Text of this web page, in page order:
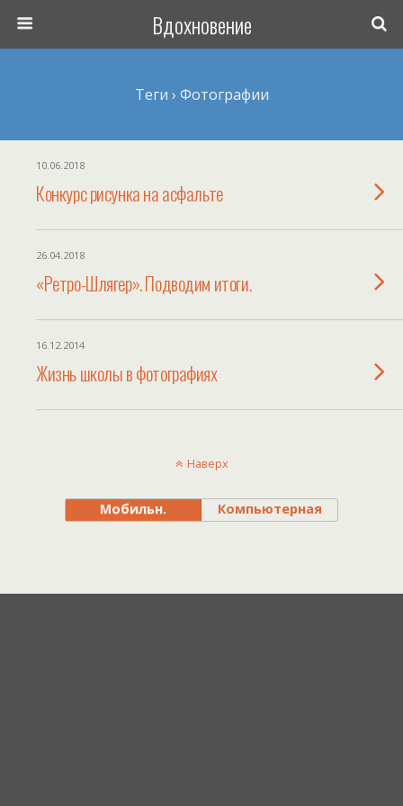
Вдохновение
Теги › Фотографии
10.06.2018
Конкурс рисунка на асфальте
26.04.2018
«Ретро-Шлягер». Подводим итоги.
16.12.2014
Жизнь школы в фотографиях
Наверх
Мобильн. Компьютерная